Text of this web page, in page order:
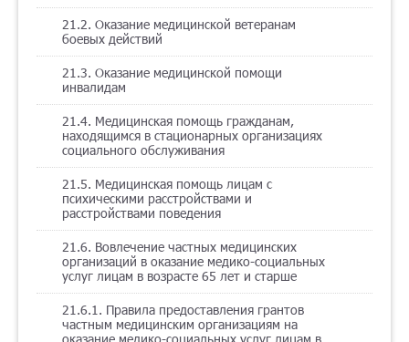
21.2. Оказание медицинской ветеранам
боевых действий
21.3. Оказание медицинской помощи
инвалидам
21.4. Медицинская помощь гражданам,
находящимся в стационарных организациях
социального обслуживания
21.5. Медицинская помощь лицам с
психическими расстройствами и
расстройствами поведения
21.6. Вовлечение частных медицинских
организаций в оказание медико-социальных
услуг лицам в возрасте 65 лет и старше
21.6.1. Правила предоставления грантов
частным медицинским организациям на